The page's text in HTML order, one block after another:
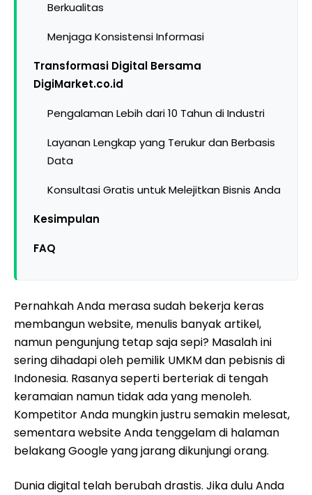
Berkualitas
Menjaga Konsistensi Informasi
Transformasi Digital Bersama
DigiMarket.co.id
Pengalaman Lebih dari 10 Tahun di Industri
Layanan Lengkap yang Terukur dan Berbasis
Data
Konsultasi Gratis untuk Melejitkan Bisnis Anda
Kesimpulan
FAQ
Pernahkah Anda merasa sudah bekerja keras
membangun website, menulis banyak artikel,
namun pengunjung tetap saja sepi? Masalah ini
sering dihadapi oleh pemilik UMKM dan pebisnis di
Indonesia. Rasanya seperti berteriak di tengah
keramaian namun tidak ada yang menoleh.
Kompetitor Anda mungkin justru semakin melesat,
sementara website Anda tenggelam di halaman
belakang Google yang jarang dikunjungi orang.
Dunia digital telah berubah drastis. Jika dulu Anda